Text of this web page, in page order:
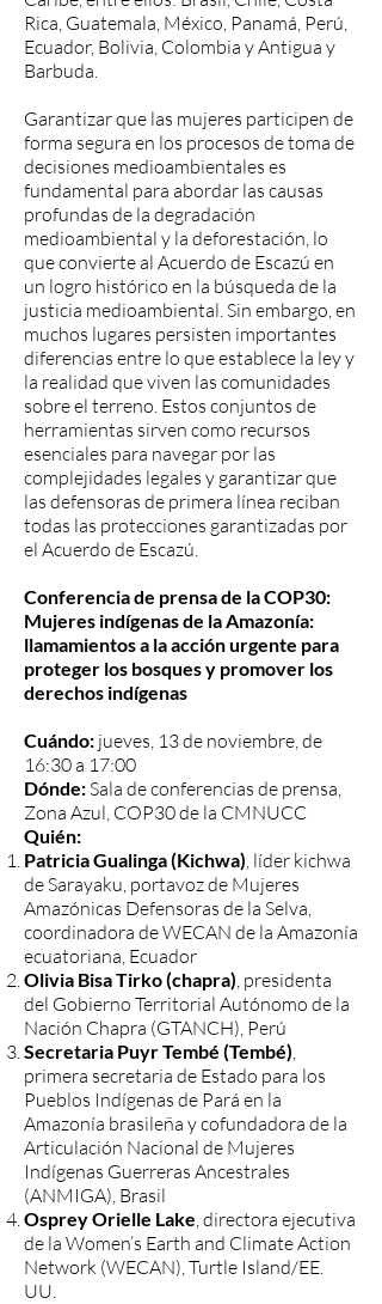
Rica, Guatemala, México, Panamá, Perú,
Ecuador, Bolivia, Colombia y Antigua y
Barbuda.
Garantizar que las mujeres participen de
forma segura en los procesos de toma de
decisiones medioambientales es
fundamental para abordar las causas
profundas de la degradación
medioambiental y la deforestación, lo
que convierte al Acuerdo de Escazú en
un logro histórico en la búsqueda de la
justicia medioambiental. Sin embargo, en
muchos lugares persisten importantes
diferencias entre lo que establece la ley y
la realidad que viven las comunidades
sobre el terreno. Estos conjuntos de
herramientas sirven como recursos
esenciales para navegar por las
complejidades legales y garantizar que
las defensoras de primera línea reciban
todas las protecciones garantizadas por
el Acuerdo de Escazú.
Conferencia de prensa de la COP30:
Mujeres indígenas de la Amazonía:
llamamientos a la acción urgente para
proteger los bosques y promover los
derechos indígenas
Cuándo: jueves, 13 de noviembre, de
16:30 a 17:00
Dónde:Sala de conferencias de prensa,
Zona Azul, COP30 de la CMNUCC
Quién:
Patricia Gualinga (Kichwa), líder kichwa
de Sarayaku, portavoz de Mujeres
Amazónicas Defensoras de la Selva,
coordinadora de WECAN de la Amazonía
ecuatoriana, Ecuador
Olivia Bisa Tirko (chapra), presidenta
del Gobierno Territorial Autónomo de la
Nación Chapra (GTANCH), Perú
Secretaria Puyr Tembé (Tembé),
primera secretaria de Estado para los
Pueblos Indígenas de Pará en la
Amazonía brasileña y cofundadora de la
Articulación Nacional de Mujeres
Indígenas Guerreras Ancestrales
(ANMIGA), Brasil
Osprey Orielle Lake, directora ejecutiva
de la Women’s Earth and Climate Action
Network (WECAN), Turtle Island/EE.
UU.